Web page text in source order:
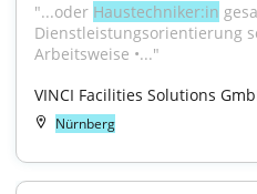
"...oder Haustechniker:in
Dienstleistungsorientierung
Arbeitsweise •..."
VINCI Facilities Solutions
Nürnberg